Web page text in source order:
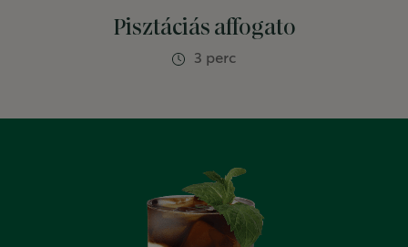
Pisztáciás affogato
3 perc